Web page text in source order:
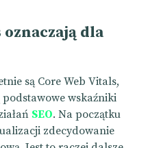
oznaczają dla
są Core Web Vitals,
wskaźniki
SEO. Na początku
zdecydowanie